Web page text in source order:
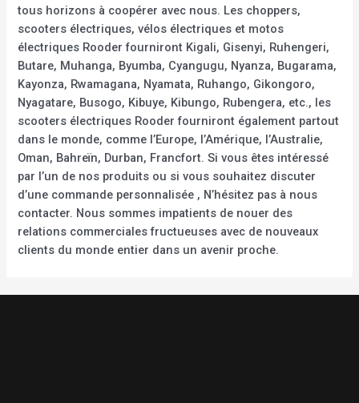
tous horizons à coopérer avec nous. Les choppers,
scooters électriques, vélos électriques et motos
électriques Rooder fourniront Kigali, Gisenyi, Ruhengeri,
Butare, Muhanga, Byumba, Cyangugu, Nyanza, Bugarama,
Kayonza, Rwamagana, Nyamata, Ruhango, Gikongoro,
Nyagatare, Busogo, Kibuye, Kibungo, Rubengera, etc., les
scooters électriques Rooder fourniront également partout
dans le monde, comme l’Europe, l’Amérique, l’Australie,
Oman, Bahreïn, Durban, Francfort. Si vous êtes intéressé
par l’un de nos produits ou si vous souhaitez discuter
d’une commande personnalisée , N’hésitez pas à nous
contacter. Nous sommes impatients de nouer des
relations commerciales fructueuses avec de nouveaux
clients du monde entier dans un avenir proche.